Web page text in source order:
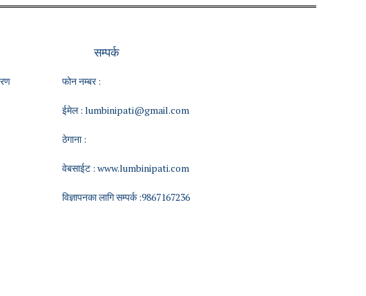
सम्पर्क
फोन नम्बर :
ईमेल : lumbinipati@gmail.com
ठेगाना :
वेबसाईट : www.lumbinipati.com
विज्ञापनका लागि सम्पर्क :9867167236